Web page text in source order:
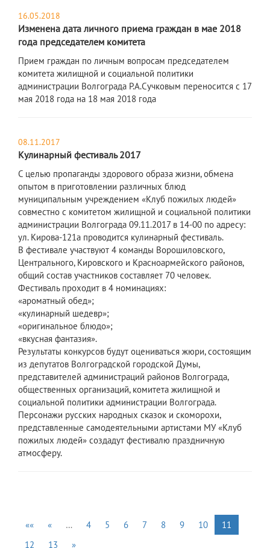
16.05.2018
Изменена дата личного приема граждан в мае 2018
года председателем комитета
Прием граждан по личным вопросам председателем
комитета жилищной и социальной политики
администрации Волгограда Р.А.Сучковым переносится с 17
мая 2018 года на 18 мая 2018 года
08.11.2017
Кулинарный фестиваль 2017
С целью пропаганды здорового образа жизни, обмена
опытом в приготовлении различных блюд
муниципальным учреждением «Клуб пожилых людей»
совместно с комитетом жилищной и социальной политики
администрации Волгограда 09.11.2017 в 14-00 по адресу:
ул. Кирова-121а проводится кулинарный фестиваль.
В фестивале участвуют 4 команды Ворошиловского,
Центрального, Кировского и Красноармейского районов,
общий состав участников составляет 70 человек.
Фестиваль проходит в 4 номинациях:
«ароматный обед»;
«кулинарный шедевр»;
«оригинальное блюдо»;
«вкусная фантазия».
Результаты конкурсов будут оцениваться жюри, состоящим
из депутатов Волгоградской городской Думы,
представителей администраций районов Волгограда,
общественных организаций, комитета жилищной и
социальной политики администрации Волгограда.
Персонажи русских народных сказок и скоморохи,
представленные самодеятельными артистами МУ «Клуб
пожилых людей» создадут фестивалю праздничную
атмосферу.
«« « … 4 5 6 7 8 9 10
11
12
13 »